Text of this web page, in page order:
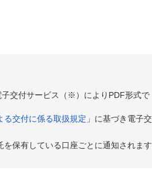
交付サービス（※）によりPDF形式
る交付に係る取扱規定 」に基づき電子
保有している口座ごとに通知されます